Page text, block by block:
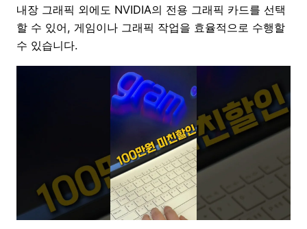
내장 그래픽 외에도 NVIDIA의 전용 그래픽 카드를 선택
할 수 있어, 게임이나 그래픽 작업을 효율적으로 수행할
수 있습니다.